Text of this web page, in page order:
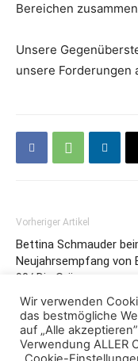
Bereichen
Unsere
unsere Forderungen
Vorheriger Artikel
Bettina Schmauder
Neujahrsempfang von
90/ Die Grünen
Wir verwenden
das bestmögliche
auf „Alle
Verwendung ALLER